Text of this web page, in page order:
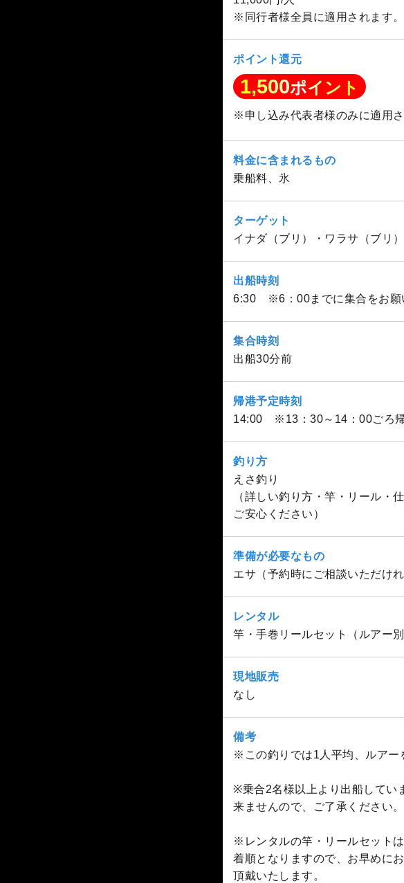
※同行者様全員に適用されます。
ポイント還元
1,500ポイント
※申し込み代表者様のみに適用さ
料金に含まれるもの
乗船料、氷
ターゲット
イナダ（ブリ）・ワラサ（ブリ
出船時刻
6:30 ※6：00までに集合をお願
集合時刻
出船30分前
帰港予定時刻
14:00 ※13：30～14：00ごろ帰
釣り方
えさ釣り
（詳しい釣り方・竿・リール・
ご安心ください）
準備が必要なもの
エサ（予約時にご相談いただけ
レンタル
竿・手巻リールセット（ルアー
現地販売
なし
備考
※この釣りでは1人平均、ルアー
※乗合2名様以上より出船してい
来ませんので、ご了承ください。
※レンタルの竿・リールセット
着順となりますので、お早めに
頂戴いたします。